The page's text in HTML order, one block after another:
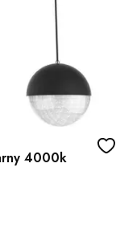
4000k